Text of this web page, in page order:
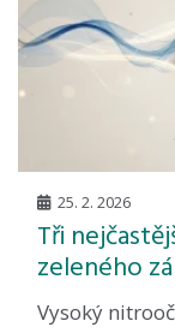
25. 2. 2026
Tři
zeleného
Vysoký